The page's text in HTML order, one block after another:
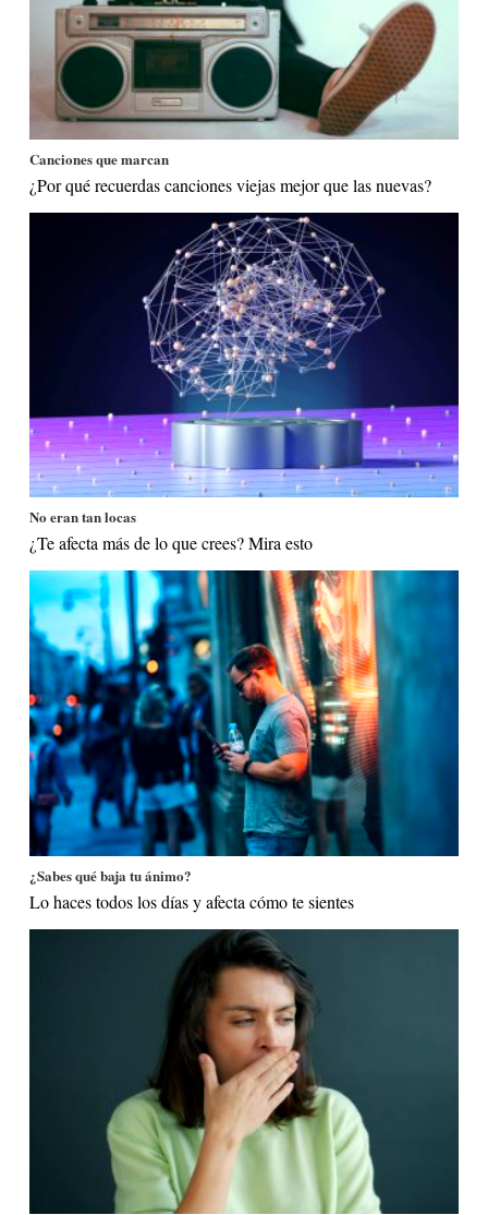
Canciones que marcan
¿Por qué recuerdas canciones viejas mejor que las nuevas?
No eran tan locas
¿Te afecta más de lo que crees? Mira esto
¿Sabes qué baja tu ánimo?
Lo haces todos los días y afecta cómo te sientes